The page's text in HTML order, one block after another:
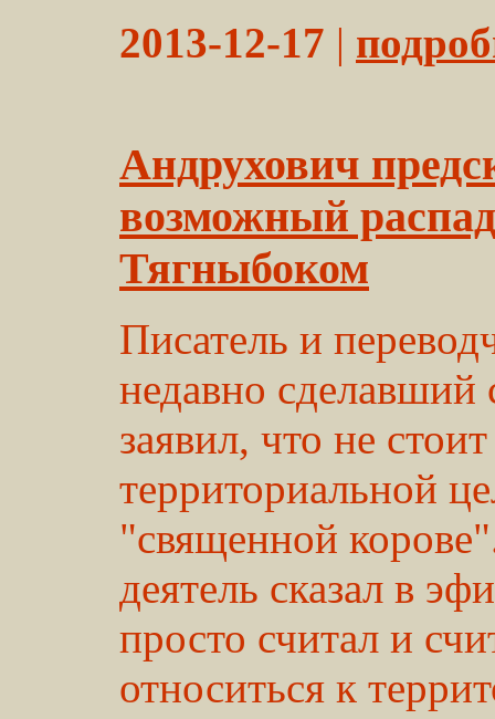
2013-12-17 |
Андрухович
возможный
Тягныбоком
Писатель и
недавно сделавший
заявил, что не
территориальной
"священной
деятель сказал в
просто считал и
относиться к